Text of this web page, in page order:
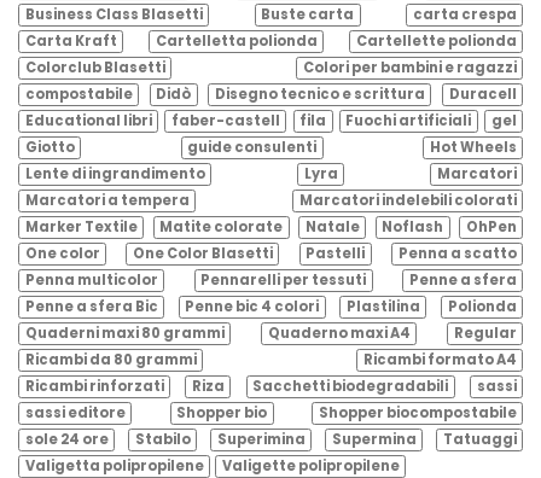
Business Class Blasetti
Buste carta
carta crespa
Carta Kraft
Cartelletta polionda
Cartellette polionda
Colorclub Blasetti
Colori per bambini e ragazzi
compostabile
Didò Disegno tecnico e scrittura
Duracell
Educational libri
faber-castell fila Fuochi artificiali
gel
Giotto
guide consulenti
Hot Wheels
Lente di ingrandimento
Lyra
Marcatori
Marcatori a tempera
Marcatori indelebili colorati
Marker Textile
Matite colorate Natale Noflash
OhPen
One color
One Color Blasetti Pastelli
Penna a scatto
Penna multicolor
Pennarelli per tessuti
Penne a sfera
Penne a sfera Bic
Penne bic 4 colori Plastilina
Polionda
Quaderni maxi 80 grammi
Quaderno maxi A4
Regular
Ricambi da 80 grammi
Ricambi formato A4
Ricambi rinforzati
Riza Sacchetti biodegradabili
sassi
sassi editore
Shopper bio
Shopper biocompostabile
sole 24 ore
Stabilo Superimina Supermina
Tatuaggi
Valigetta polipropilene
Valigette polipropilene